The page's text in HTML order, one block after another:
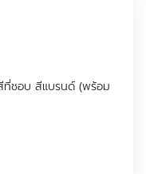
ที่ชอบ สีแบรนด์ (พร้อม